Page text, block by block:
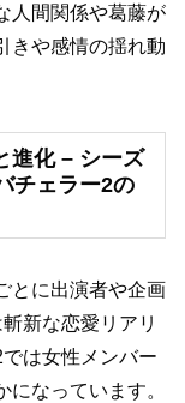
人間関係や葛藤が
きや感情の揺れ動
進化 – シーズ
チェラー2の
とに出演者や企画
新な恋愛リアリ
は女性メンバー
なっています。